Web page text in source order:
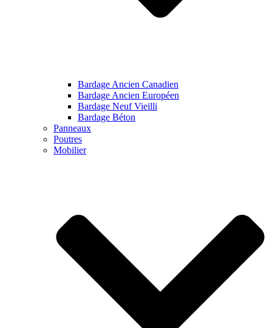
Bardage Ancien Canadien
Bardage Ancien Européen
Bardage Neuf Vieilli
Bardage Béton
Panneaux
Poutres
Mobilier